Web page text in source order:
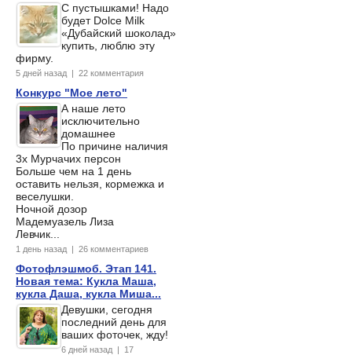
С пустышками! Надо
будет Dolce Milk
«Дубайский шоколад»
купить, люблю эту
фирму.
5 дней назад | 22 комментария
Конкурс "Мое лето"
А наше лето
исключительно
домашнее
По причине наличия
3х Мурчачих персон
Больше чем на 1 день
оставить нельзя, кормежка и
веселушки.
Ночной дозор
Мадемуазель Лиза
Левчик...
1 день назад | 26 комментариев
Фотофлэшмоб. Этап 141.
Новая тема: Кукла Маша,
кукла Даша, кукла Миша...
Девушки, сегодня
последний день для
ваших фоточек, жду!
6 дней назад | 17